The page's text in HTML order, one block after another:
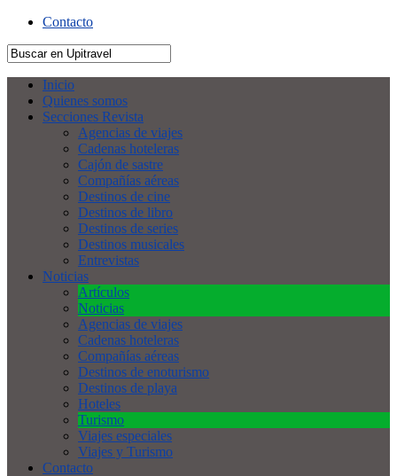
Contacto
Inicio
Quienes somos
Secciones Revista
Agencias de viajes
Cadenas hoteleras
Cajón de sastre
Compañías aéreas
Destinos de cine
Destinos de libro
Destinos de series
Destinos musicales
Entrevistas
Noticias
Artículos
Noticias
Agencias de viajes
Cadenas hoteleras
Compañías aéreas
Destinos de enoturismo
Destinos de playa
Hoteles
Turismo
Viajes especiales
Viajes y Turismo
Contacto